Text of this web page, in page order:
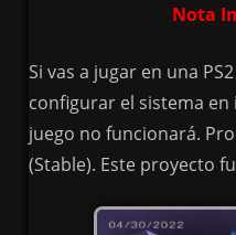
Nota
Si vas a jugar en una
configurar el sistema
juego no funcionará.
(Stable). Este proyecto